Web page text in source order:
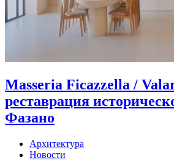
Masseria Ficazzella /
реставрация
Фазано
Архитектура
Новости